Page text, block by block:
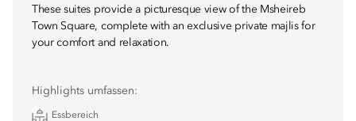
These suites provide a picturesque view of the Msheireb
Town Square, complete with an exclusive private majlis for
your comfort and relaxation.
Highlights umfassen:
Essbereich